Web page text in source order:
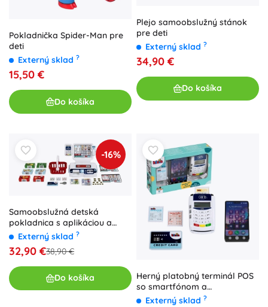
Pokladnička Spider-Man pre
deti
Externý sklad ?
15,50 €
Do košíka
Plejo samoobslužný stánok
pre deti
Externý sklad ?
34,90 €
Do košíka
-16%
Samoobslužná detská
pokladnica s aplikáciou a
príslušenstvom
Externý sklad ?
32,90 €38,90 €
Do košíka
Herný platobný terminál POS
so smartfónom a
príslušenstvom KLEIN
Externý sklad ?